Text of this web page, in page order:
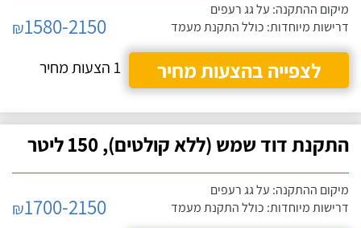
מיקום ההתקנה: על גג רעפים
דרישות מיוחדות: כולל התקנת מעמד
₪1580-2150
לצפייה בהצעות מחיר
1 הצעות מחיר
התקנת דוד שמש (ללא קולטים), 150 ליטר
מיקום ההתקנה: על גג רעפים
דרישות מיוחדות: כולל התקנת מעמד
₪1700-2150